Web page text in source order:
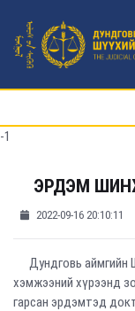
-1
ЭРДЭМ
2022-09-16 20:10:11
Дундговь аймгийн
хэмжээний хүрээнд
гарсан эрдэмтэд